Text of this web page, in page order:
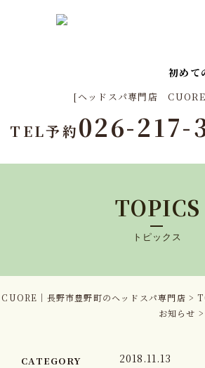
初めて
[ヘッドスパ専門店
TEL予約026-217-
TOPICS
トピックス
CUORE｜長野市豊野町のヘッドスパ専門店 >
お知らせ >
2018.11.13
CATEGORY